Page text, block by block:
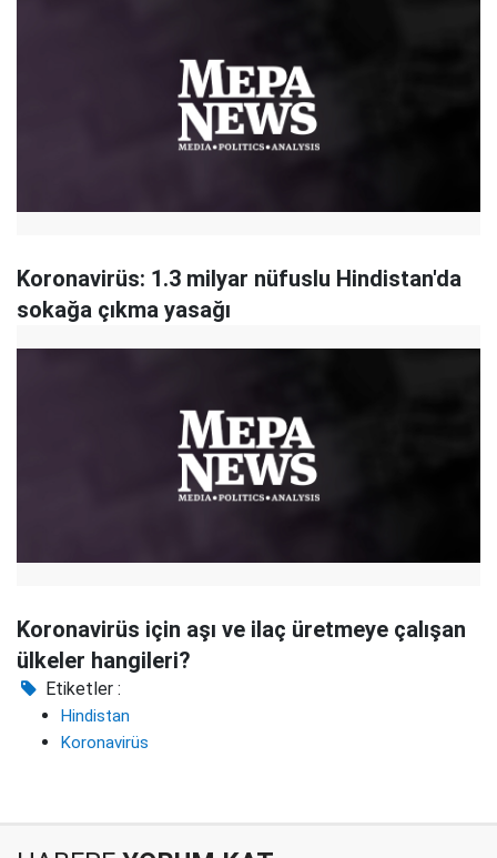
Koronavirüs: 1.3 milyar nüfuslu Hindistan'da
sokağa çıkma yasağı
Koronavirüs için aşı ve ilaç üretmeye çalışan
ülkeler hangileri?
Etiketler :
Hindistan
Koronavirüs